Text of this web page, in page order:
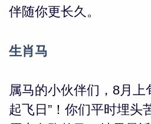
伴随你更长久。
生肖马
属马的小伙伴们，8月上
起飞日”！你们平时埋头